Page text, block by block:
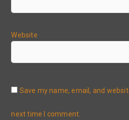
Website
Save my name, email, and
next time I comment.